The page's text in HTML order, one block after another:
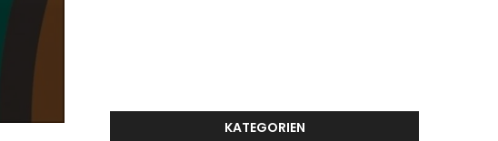
KATEGORIEN